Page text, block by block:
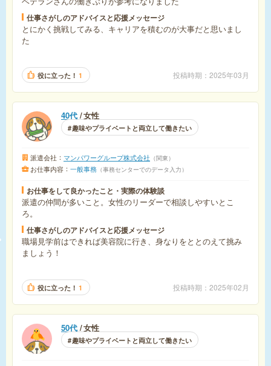
仕事さがしのアドバイスと応援メッセージ
とにかく挑戦してみる、キャリアを積むのが大事だと思いまし
た
役に立った！ 1 投稿時期 2025年03月
40代 女性
趣味やプライベートと両立して働きたい
派遣会社 マンパワーグループ株式会社 関東
お仕事内容 一般事務 事務センターでのデータ入力
お仕事をして良かったこと・実際の体験談
派遣の仲間が多いこと。女性のリーダーで相談しやすいとこ
ろ。
仕事さがしのアドバイスと応援メッセージ
職場見学前はできれば美容院に行き、身なりをととのえて挑み
ましょう！
役に立った！ 1 投稿時期 2025年02月
50代 女性
趣味やプライベートと両立して働きたい